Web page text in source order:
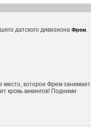
датского дивизиона Фрем.
которое Фрем занимает
кровь викингов! Подними